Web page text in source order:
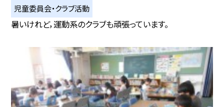
児童委員会・クラブ活動
暑いけれど，運動系のクラブも頑張っています。